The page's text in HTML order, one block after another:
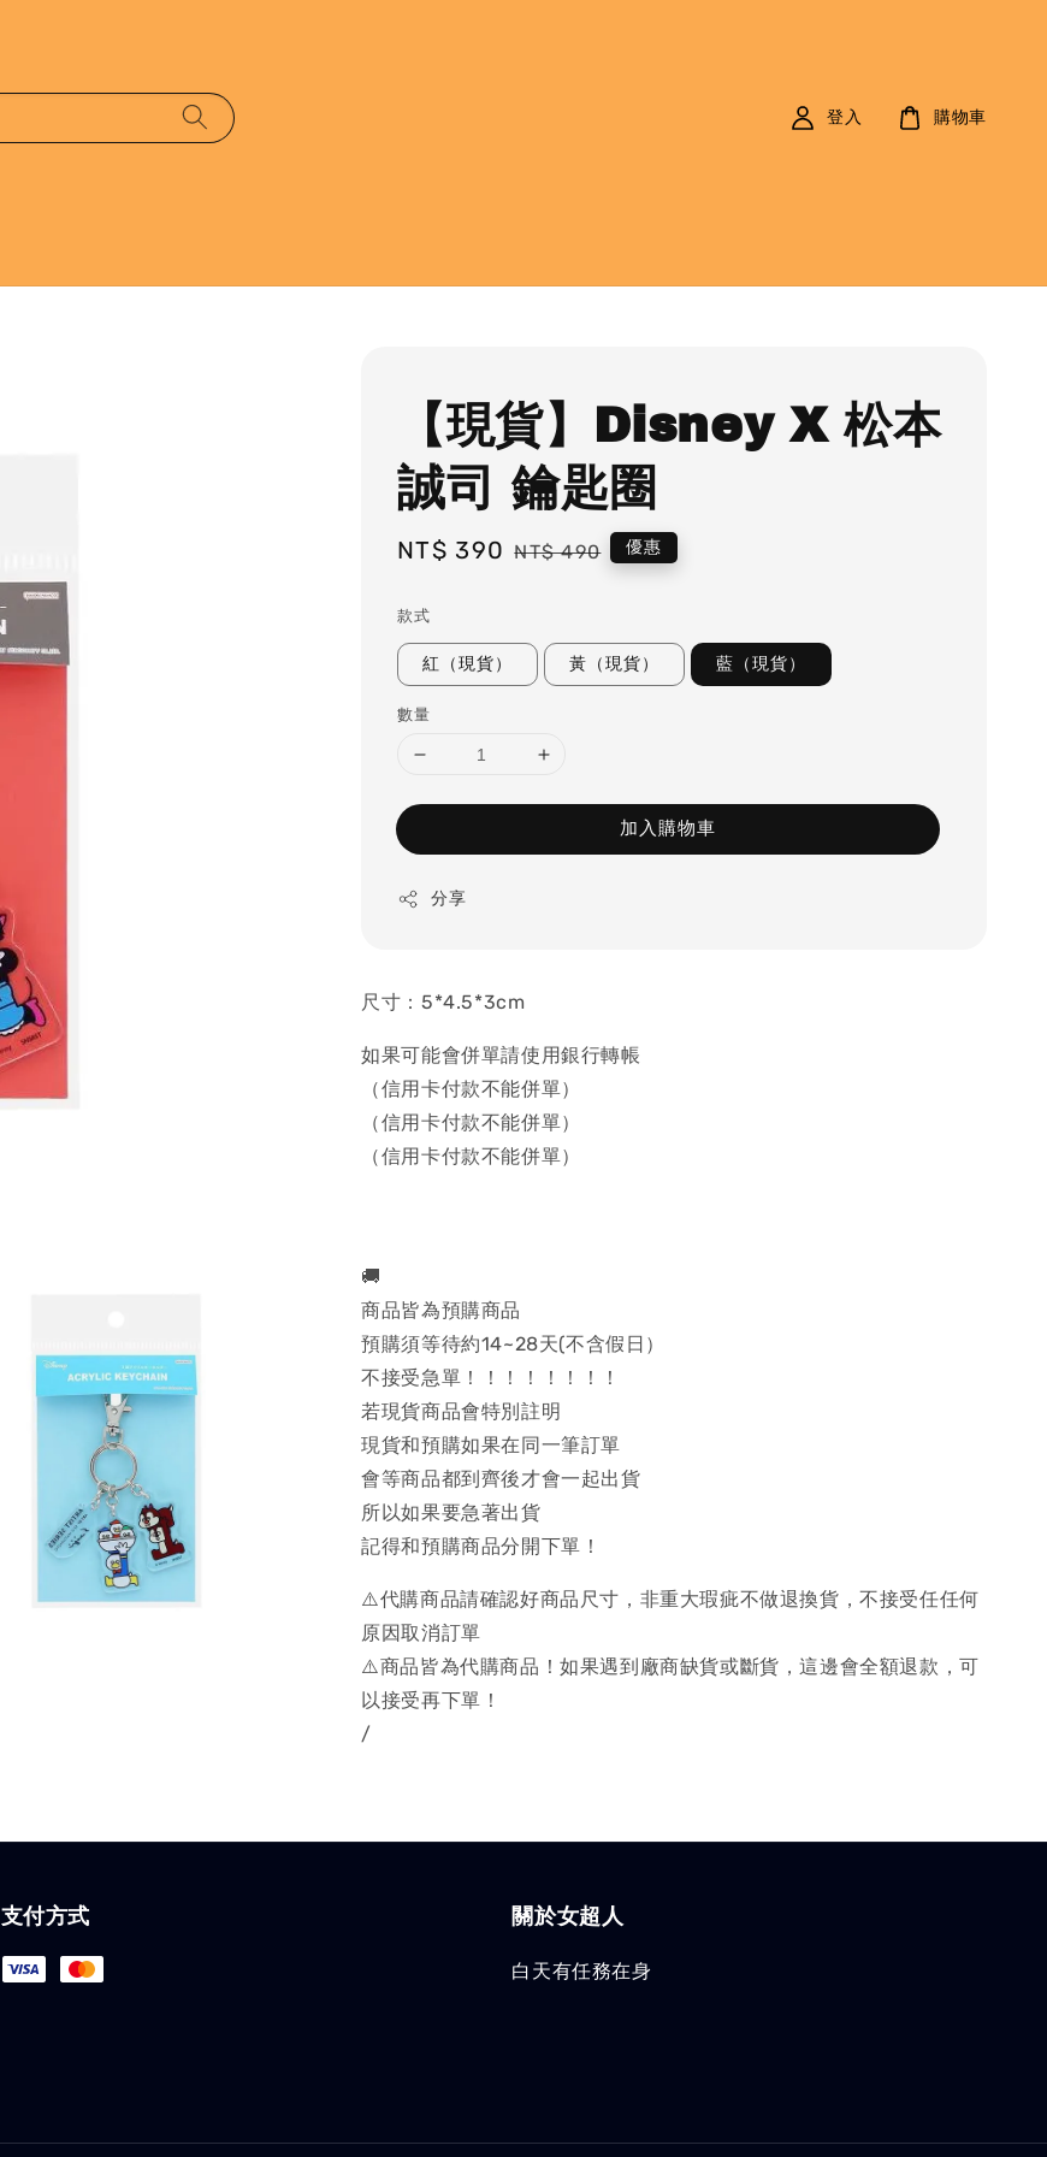
登入 購物車
【現貨】Disney X 松本
誠司 鑰匙圈
Sale
NT$ 390 Regular
NT$ 490 優惠
款式
紅（現貨） 黃（現貨） 藍（現貨）
數量
加入購物車
分享
尺寸：5*4.5*3cm
如果可能會併單請使用銀行轉帳
（信用卡付款不能併單）
（信用卡付款不能併單）
（信用卡付款不能併單）
🚚
商品皆為預購商品
預購須等待約14~28天(不含假日）
不接受急單！！！！！！！！
若現貨商品會特別註明
現貨和預購如果在同一筆訂單
會等商品都到齊後才會一起出貨
所以如果要急著出貨
記得和預購商品分開下單！
⚠️代購商品請確認好商品尺寸，非重大瑕疵不做退換貨，不接受任任何
原因取消訂單
⚠️商品皆為代購商品！如果遇到廠商缺貨或斷貨，這邊會全額退款，可
以接受再下單！
/
支付方式 關於女超人
白天有任務在身